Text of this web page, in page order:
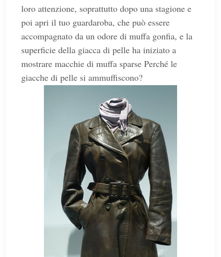
loro attenzione, soprattutto dopo una stagione e
poi apri il tuo guardaroba, che può essere
accompagnato da un odore di muffa gonfia, e la
superficie della giacca di pelle ha iniziato a
mostrare macchie di muffa sparse Perché le
giacche di pelle si ammuffiscono?